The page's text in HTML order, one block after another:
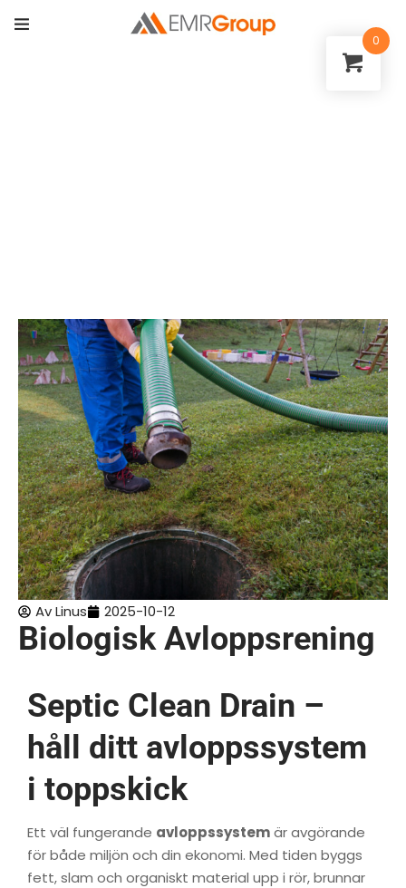
AvLinus 2025-10-12
Biologisk Avloppsrening
Septic Clean Drain –
håll ditt avloppssystem
i toppskick
Ett väl fungerande avloppssystemär avgörande
för både miljön och din ekonomi. Med tiden byggs
fett, slam och organiskt material upp i rör, brunnar
0